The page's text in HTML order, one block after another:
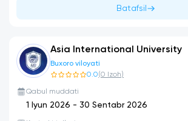
Batafsil
Asia International University
Buxoro viloyati
0.0(0 Izoh)
Qabul muddati
1 Iyun 2026 - 30 Sentabr 2026